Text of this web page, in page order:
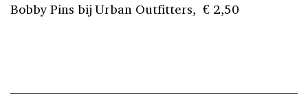
Bobby Pins bij Urban Outfitters, € 2,50